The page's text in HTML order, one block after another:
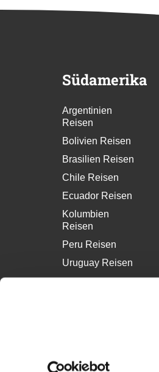
Südamerika
Argentinien
Reisen
Bolivien Reisen
Brasilien Reisen
Chile Reisen
Ecuador Reisen
Kolumbien
Reisen
Peru Reisen
Uruguay Reisen